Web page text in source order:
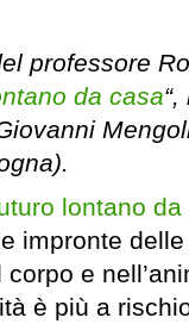
professore
da casa
lontano da
impronte
e
è più a